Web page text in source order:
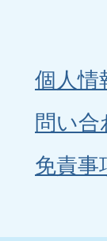
個人情
問い合
免責事